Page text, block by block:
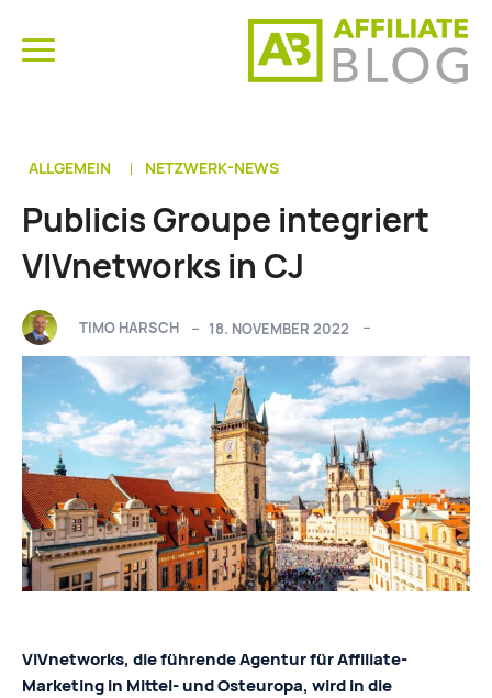
ALLGEMEIN NETZWERK-NEWS
Publicis Groupe integriert
VIVnetworks in CJ
TIMO HARSCH 18. NOVEMBER 2022
VIVnetworks, die führende Agentur für Affiliate-
Marketing in Mittel- und Osteuropa, wird in die